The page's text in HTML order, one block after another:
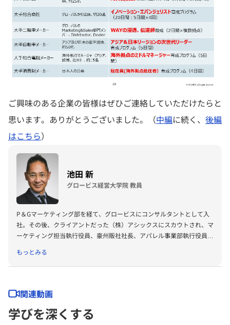
ご興味のある企業の皆様はぜひご連絡していただけたらと
思います。ありがとうございました。（中編に続く、 後編
はこちら）
池田 新
グロービス経営大学院 教員
P＆Gマーケティング部を経て、グロービスにコンサルタントとして入
社。その後、クライアントだった（株）アシックスにスカウトされ、マ
ーケティング担当執行役員、豪州販社社長、アパレル事業部執行役員を
ン社長を務める。現在グロービスにて、講師・教材開発に従事。
もっとみる
関連動画
学びを深くする